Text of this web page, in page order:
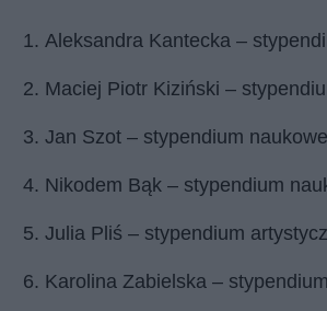
Aleksandra Kantecka –
Maciej Piotr Kiziński –
Jan Szot – stypendium naukowe
Nikodem Bąk – stypendium
Julia Pliś – stypendium
Karolina Zabielska –